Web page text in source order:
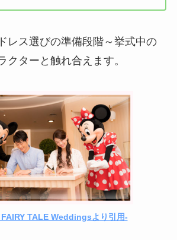
レス選びの準備段階～挙式中の
クターと触れ合えます。
TALE Weddingsより引用-